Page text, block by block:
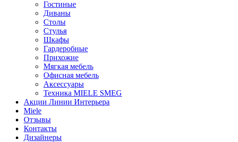
Гостиные
Диваны
Столы
Стулья
Шкафы
Гардеробные
Прихожие
Мягкая мебель
Офисная мебель
Аксессуары
Техника MIELE SMEG
Акции Линии Интерьера
Miele
Отзывы
Контакты
Дизайнеры